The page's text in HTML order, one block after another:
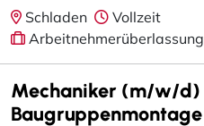
Schladen
Vollzeit
Arbeitnehmerüberlassung
Mechaniker (m/w/d)
Baugruppenmontage